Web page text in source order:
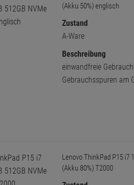
(Akku 50%) englisch
Zustand
A-Ware
Beschreibung
einwandfreie
Gebrauchsspuren am
Lenovo ThinkPad P15 i7
(Akku 80%) T2000